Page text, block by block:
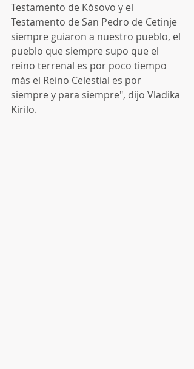
Testamento de Kósovo y el
Testamento de San Pedro de Cetinje
siempre guiaron a nuestro pueblo, el
pueblo que siempre supo que el
reino terrenal es por poco tiempo
más el Reino Celestial es por
siempre y para siempre", dijo Vladika
Kirilo.